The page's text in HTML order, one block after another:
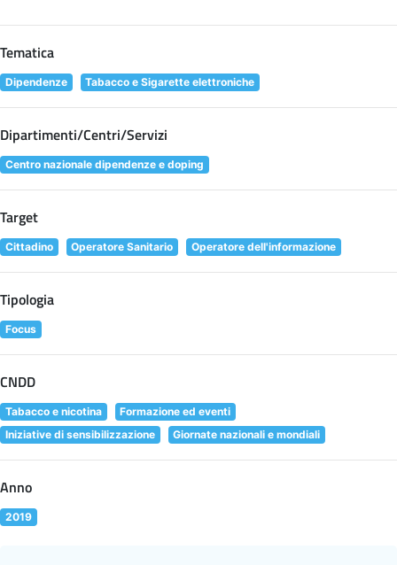
Tematica
Dipendenze Tabacco e Sigarette elettroniche
Dipartimenti/Centri/Servizi
Centro nazionale dipendenze e doping
Target
Cittadino Operatore Sanitario Operatore dell'informazione
Tipologia
Focus
CNDD
Tabacco e nicotina
Formazione ed eventi
Iniziative di sensibilizzazione
Giornate nazionali e mondiali
Anno
2019